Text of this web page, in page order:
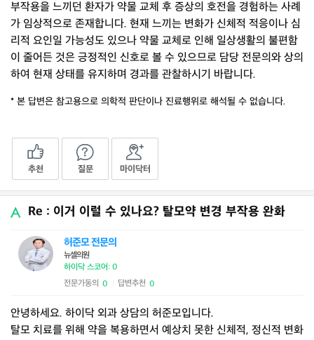
부작용을 느끼던 환자가 약물 교체 후 증상의 호전을 경험하는 사례
가 임상적으로 존재합니다. 현재 느끼는 변화가 신체적 적응이나 심
리적 요인일 가능성도 있으나 약물 교체로 인해 일상생활의 불편함
이 줄어든 것은 긍정적인 신호로 볼 수 있으므로 담당 전문의와 상의
하여 현재 상태를 유지하며 경과를 관찰하시기 바랍니다.
* 본 답변은 참고용으로 의학적 판단이나 진료행위로 해석될 수 없습니다.
추천 질문 마이닥터
Re : 이거 이럴 수 있나요? 탈모약 변경 부작용 완화
허준모 전문의
뉴셀의원
하이닥 스코어: 0
전문가동의 0 답변추천 0
안녕하세요. 하이닥 외과 상담의 허준모입니다.
탈모 치료를 위해 약을 복용하면서 예상치 못한 신체적, 정신적 변화